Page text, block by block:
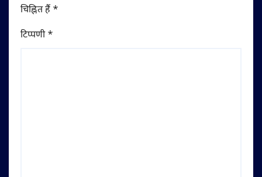
चिह्नित हैं *
टिप्पणी*